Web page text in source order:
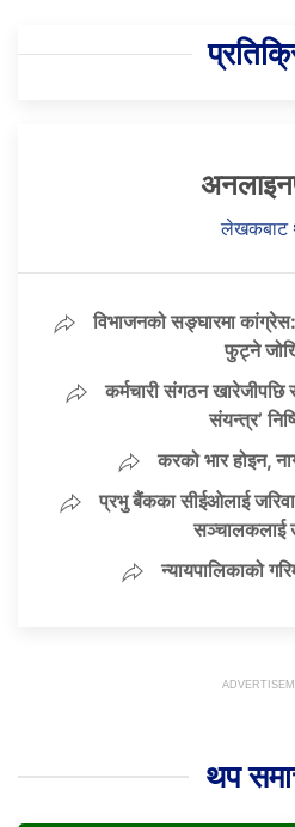
लेखकबाट
विभाजनको सङ्घारमा कांग्रेस:
फुट्ने
कर्मचारी संगठन खारेजीपछि
संयन्त्र’
करको भार होइन,
प्रभु बैंकका सीईओलाई
सञ्चालकलाई
न्यायपालिकाको
थप